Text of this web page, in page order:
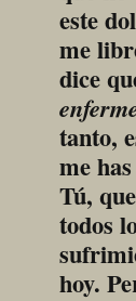
este
me
dice
tanto,
me
Tú,
todos
hoy.